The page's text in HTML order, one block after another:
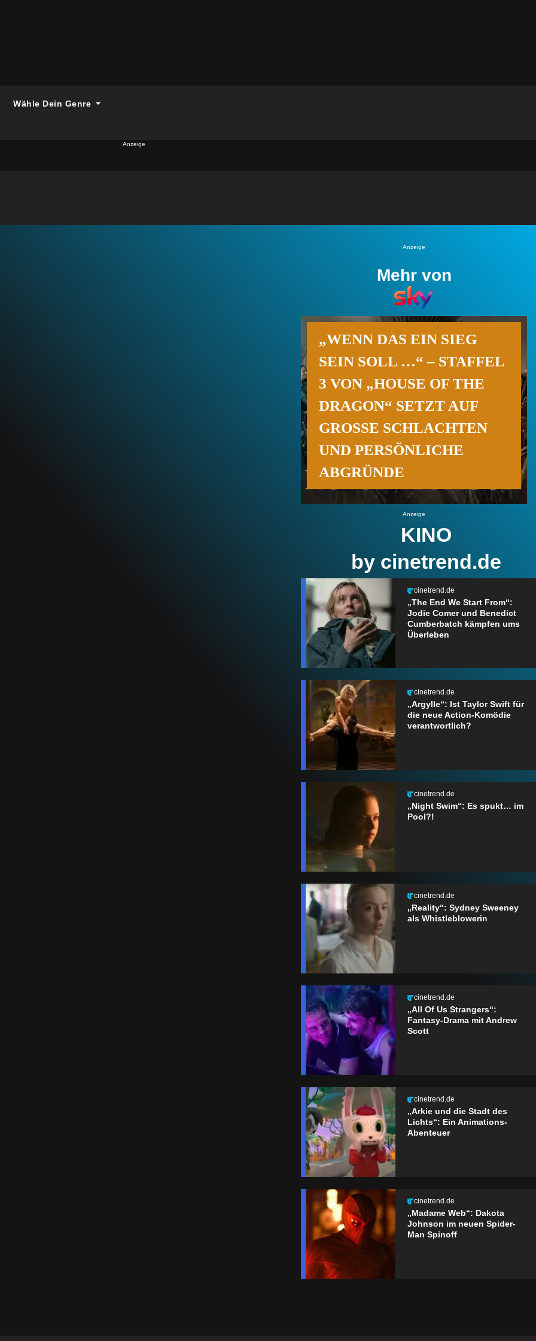
Wähle Dein Genre
Anzeige
Anzeige
Mehr von
„WENN DAS EIN SIEG
SEIN SOLL …“ – STAFFEL
3 VON „HOUSE OF THE
DRAGON“ SETZT AUF
GROSSE SCHLACHTEN U
ND PERSÖNLICHE A
BGRÜNDE
Anzeige
KINO
by cinetrend.de
cinetrend.de
„The End We Start From“:
Jodie Comer und Benedict
Cumberbatch kämpfen ums
Überleben
cinetrend.de
„Argylle“: Ist Taylor Swift für
die neue Action-Komödie
verantwortlich?
cinetrend.de
„Night Swim“: Es spukt… im
Pool?!
cinetrend.de
„Reality“: Sydney Sweeney
als Whistleblowerin
cinetrend.de
„All Of Us Strangers“:
Fantasy-Drama mit Andrew
Scott
cinetrend.de
„Arkie und die Stadt des
Lichts“: Ein Animations-
Abenteuer
cinetrend.de
„Madame Web“: Dakota
Johnson im neuen Spider-
Man Spinoff